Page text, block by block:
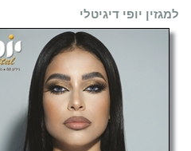
למגזין יופי דיגיטלי